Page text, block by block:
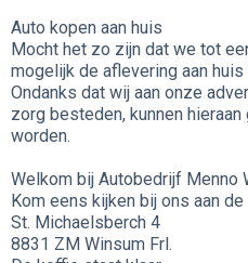
Auto kopen aan huis
Mocht het zo zijn dat we tot
mogelijk de aflevering aan
Ondanks dat wij aan onze
zorg besteden, kunnen
worden.
Welkom bij Autobedrijf Menno
Kom eens kijken bij ons aan de
St. Michaelsberch 4
8831 ZM Winsum Frl.